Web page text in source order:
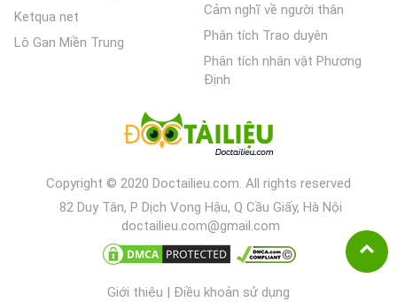
Ketqua net
Lô Gan Miền Trung
Cảm nghĩ về người thân
Phân tích Trao duyên
Phân tích nhân vật Phương
Định
Copyright © 2020 Doctailieu.com. All rights reserved
82 Duy Tân, P Dịch Vọng Hậu, Q Cầu Giấy, Hà Nội
doctailieu.com@gmail.com
Giới thiệu | Điều khoản sử dụng